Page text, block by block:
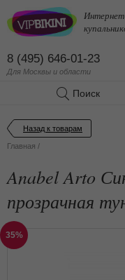
8 (495) 646-01-23
Для Москвы и области
Поиск
Назад к товарам
Главная /
Anabel Arto
прозрачная
35%